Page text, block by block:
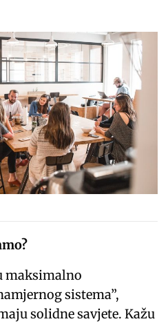
maksimalno
sistema”,
solidne savjete. Kažu